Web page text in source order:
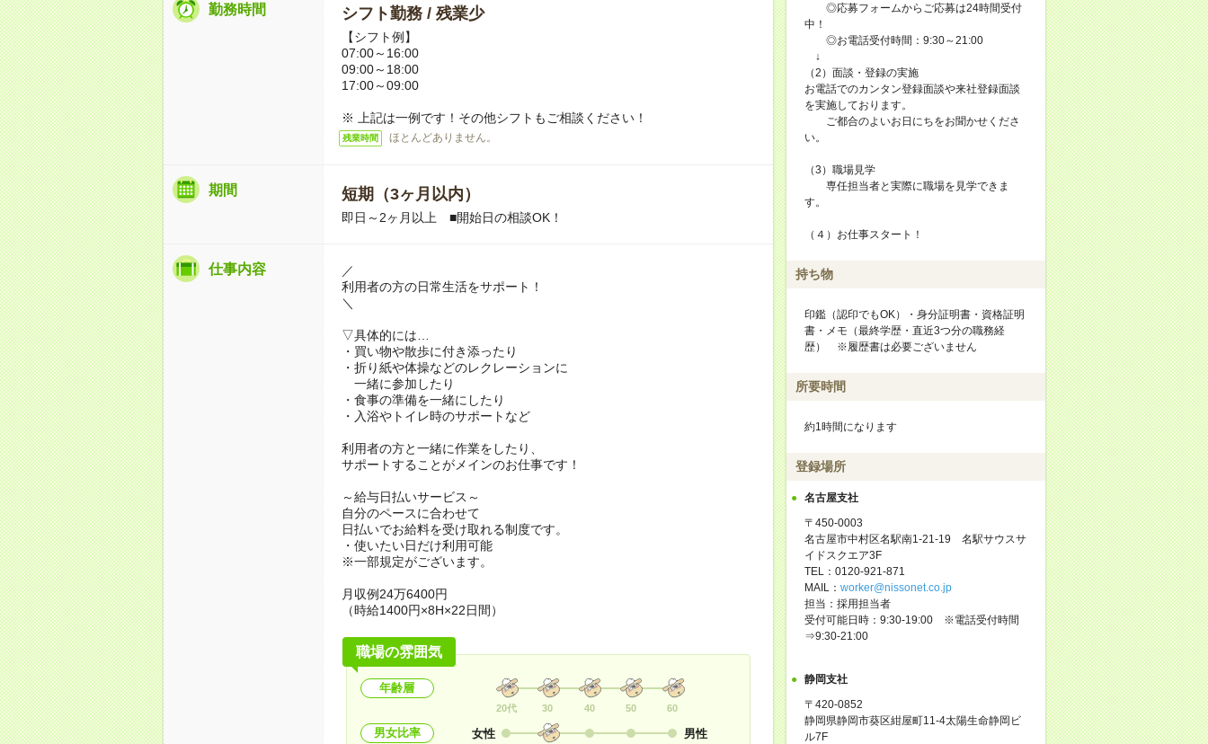
勤務時間 シフト勤務 / 残業少
【シフト例】
07:00～16:00
09:00～18:00
17:00～09:00
※ 上記は一例です！その他シフトもご相談ください！
残業時間 ほとんどありません。
期間 短期（3ヶ月以内）
即日～2ヶ月以上 ■開始日の相談OK！
仕事内容
／
利用者の方の日常生活をサポート！
＼
▽具体的には…
・買い物や散歩に付き添ったり
・折り紙や体操などのレクレーションに
一緒に参加したり
・食事の準備を一緒にしたり
・入浴やトイレ時のサポートなど
利用者の方と一緒に作業をしたり、
サポートすることがメインのお仕事です！
～給与日払いサービス～
自分のペースに合わせて
日払いでお給料を受け取れる制度です。
・使いたい日だけ利用可能
※一部規定がございます。
月収例24万6400円
（時給1400円×8H×22日間）
職場の雰囲気
年齢層
20代 30 40 50 60
男女比率 女性 男性
◎応募フォームからご応募は24時間受付
中！
◎お電話受付時間：9:30～21:00
↓
（2）面談・登録の実施
お電話でのカンタン登録面談や来社登録面談
を実施しております。
ご都合のよいお日にちをお聞かせくださ
い。
（3）職場見学
専任担当者と実際に職場を見学できま
す。
（４）お仕事スタート！
持ち物
印鑑（認印でもOK）・身分証明書・資格証明
書・メモ（最終学歴・直近3つ分の職務経
歴） ※履歴書は必要ございません
所要時間
約1時間になります
登録場所
名古屋支社
〒450-0003
名古屋市中村区名駅南1-21-19 名駅サウスサ
イドスクエア3F
TEL：0120-921-871
MAIL： worker@nissonet.co.jp
担当：採用担当者
受付可能日時：9:30-19:00 ※電話受付時間
⇒9:30-21:00
静岡支社
〒420-0852
静岡県静岡市葵区紺屋町11-4太陽生命静岡ビ
ル7F